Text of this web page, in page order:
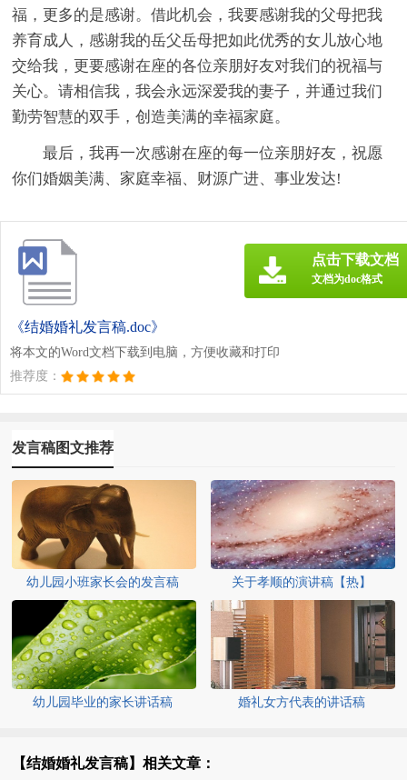
福，更多的是感谢。借此机会，我要感谢我的父母把我
养育成人，感谢我的岳父岳母把如此优秀的女儿放心地
交给我，更要感谢在座的各位亲朋好友对我们的祝福与
关心。请相信我，我会永远深爱我的妻子，并通过我们
勤劳智慧的双手，创造美满的幸福家庭。
最后，我再一次感谢在座的每一位亲朋好友，祝愿
你们婚姻美满、家庭幸福、财源广进、事业发达!
《结婚婚礼发言稿.doc》
将本文的Word文档下载到电脑，方便收藏和打印
推荐度：
点击下载文档
文档为doc格式
发言稿图文推荐
幼儿园小班家长会的发言稿 关于孝顺的演讲稿【热】
幼儿园毕业的家长讲话稿 婚礼女方代表的讲话稿
【结婚婚礼发言稿】相关文章：